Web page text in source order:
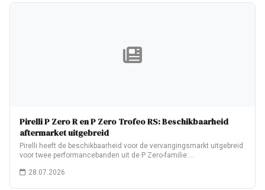
Pirelli P Zero R en P Zero Trofeo RS: Beschikbaarheid
aftermarket uitgebreid
Pirelli heeft de beschikbaarheid voor de vervangingsmarkt uitgebreid
voor twee performancebanden uit de P Zero-familie:…
28.07.2026